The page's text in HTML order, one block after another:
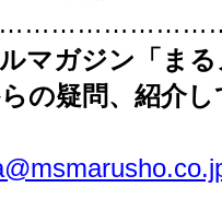
マガジン「ま
の疑問、紹介